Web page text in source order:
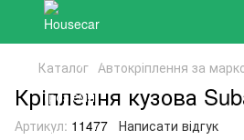
Каталог Автокріплення за
Кріплення кузова
Артикул: 11477 Написати відгук